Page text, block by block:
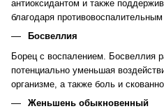
антиоксидантом и также
благодаря
Босвеллия
Борец с воспалением. Босвеллия
потенциально уменьшая
организме, а также боль и
Женьшень обыкновенный